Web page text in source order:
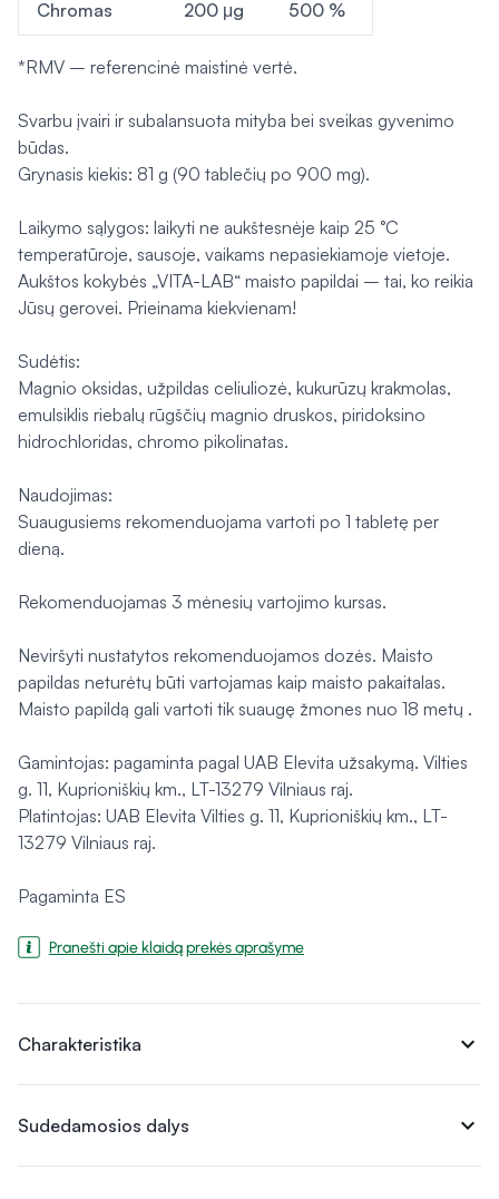
Chromas 200 μg 500 %
*RMV – referencinė maistinė vertė.
Svarbu įvairi ir subalansuota mityba bei sveikas gyvenimo
būdas.
Grynasis kiekis: 81 g (90 tablečių po 900 mg).
Laikymo sąlygos: laikyti ne aukštesnėje kaip 25 °C
temperatūroje, sausoje, vaikams nepasiekiamoje vietoje.
Aukštos kokybės „VITA-LAB“ maisto papildai – tai, ko reikia
Jūsų gerovei. Prieinama kiekvienam!
Sudėtis:
Magnio oksidas, užpildas celiuliozė, kukurūzų krakmolas,
emulsiklis riebalų rūgščių magnio druskos, piridoksino
hidrochloridas, chromo pikolinatas.
Naudojimas:
Suaugusiems rekomenduojama vartoti po 1 tabletę per
dieną.
Rekomenduojamas 3 mėnesių vartojimo kursas.
Neviršyti nustatytos rekomenduojamos dozės. Maisto
papildas neturėtų būti vartojamas kaip maisto pakaitalas.
Maisto papildą gali vartoti tik suaugę žmones nuo 18 metų .
Gamintojas: pagaminta pagal UAB Elevita užsakymą. Vilties
g. 11, Kuprioniškių km., LT-13279 Vilniaus raj.
Platintojas: UAB Elevita Vilties g. 11, Kuprioniškių km., LT-
13279 Vilniaus raj.
Pagaminta ES
Pranešti apie klaidą prekės aprašyme
Charakteristika expand_more
Sudedamosios dalys expand_more